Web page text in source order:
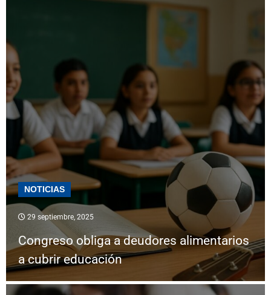
NOTICIAS
29 septiembre, 2025
Congreso obliga a deudores alimentarios
a cubrir educación